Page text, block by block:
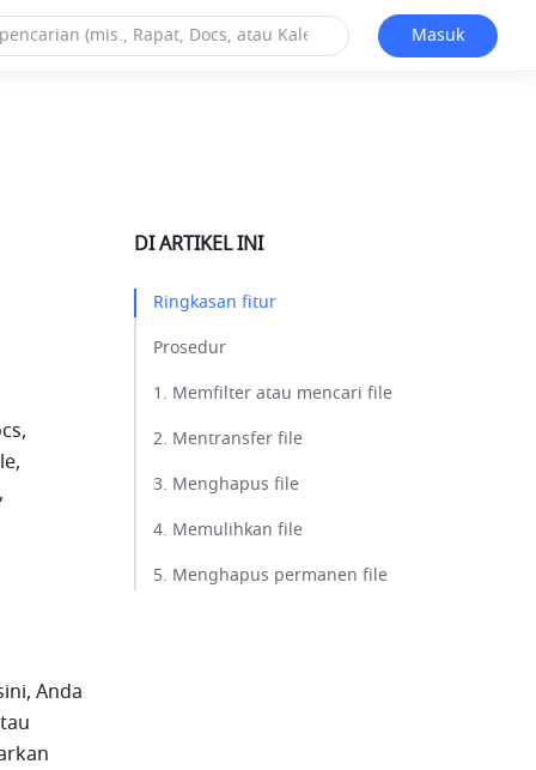
Masuk
Anda
DI ARTIKEL INI
Ringkasan fitur​
Prosedur​
1. Memfilter atau mencari file​
2. Mentransfer file​
3. Menghapus file​
4. Memulihkan file​
5. Menghapus permanen file​